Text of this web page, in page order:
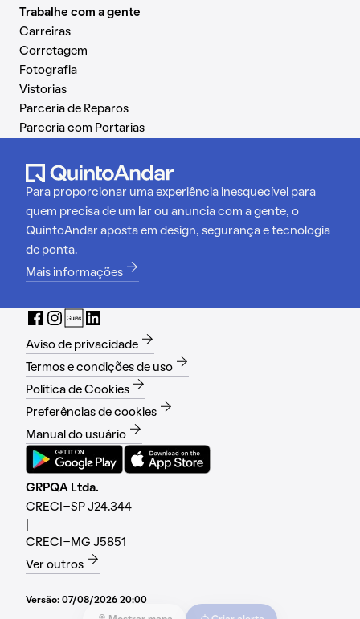
Trabalhe com a gente
Carreiras
Corretagem
Fotografia
Vistorias
Parceria de Reparos
Parceria com Portarias
Para proporcionar uma experiência inesquecível para
quem precisa de um lar ou anuncia com a gente, o
QuintoAndar aposta em design, segurança e tecnologia
de ponta.
Mais informações
Aviso de privacidade
Termos e condições de uso
Política de Cookies
Preferências de cookies
Manual do usuário
GRPQA Ltda.
CRECI-SP J24.344
CRECI-MG J5851
Ver outros
Versão: 07/08/2026 20:00